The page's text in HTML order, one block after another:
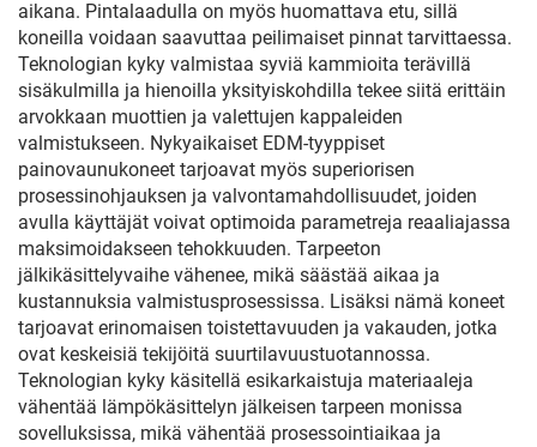
aikana. Pintalaadulla on myös huomattava etu, sillä
koneilla voidaan saavuttaa peilimaiset pinnat tarvittaessa.
Teknologian kyky valmistaa syviä kammioita terävillä
sisäkulmilla ja hienoilla yksityiskohdilla tekee siitä erittäin
arvokkaan muottien ja valettujen kappaleiden
valmistukseen. Nykyaikaiset EDM-tyyppiset
painovaunukoneet tarjoavat myös superiorisen
prosessinohjauksen ja valvontamahdollisuudet, joiden
avulla käyttäjät voivat optimoida parametreja reaaliajassa
maksimoidakseen tehokkuuden. Tarpeeton
jälkikäsittelyvaihe vähenee, mikä säästää aikaa ja
kustannuksia valmistusprosessissa. Lisäksi nämä koneet
tarjoavat erinomaisen toistettavuuden ja vakauden, jotka
ovat keskeisiä tekijöitä suurtilavuustuotannossa.
Teknologian kyky käsitellä esikarkaistuja materiaaleja
vähentää lämpökäsittelyn jälkeisen tarpeen monissa
sovelluksissa, mikä vähentää prosessointiaikaa ja